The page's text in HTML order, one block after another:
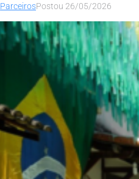
ParceirosPostou 26/05/2026